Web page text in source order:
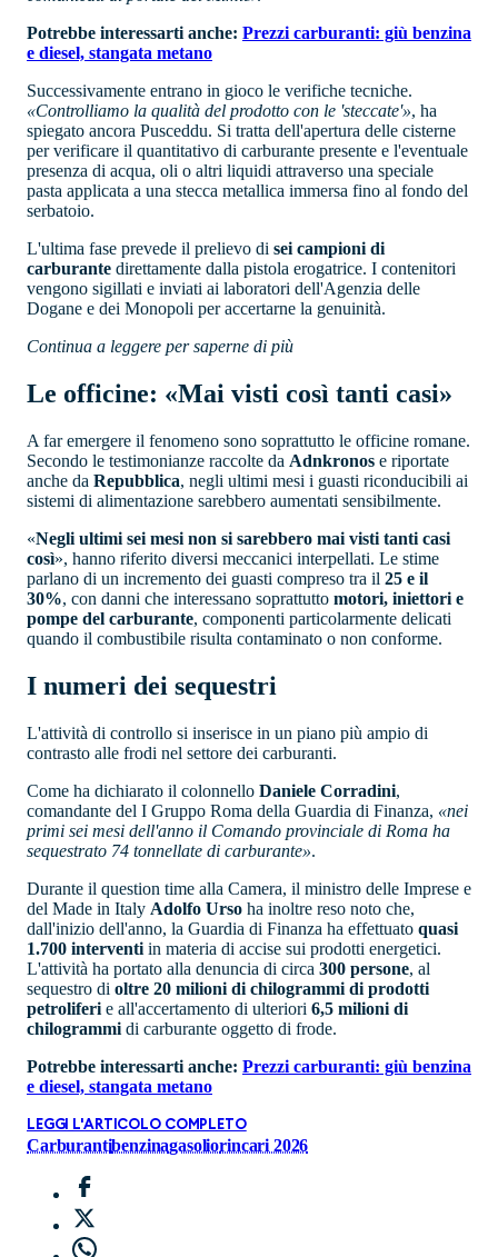
Potrebbe interessarti anche: Prezzi carburanti: giù benzina
e diesel, stangata metano
Successivamente entrano in gioco le verifiche tecniche.
«Controlliamo la qualità del prodotto con le 'steccate'», ha
spiegato ancora Pusceddu. Si tratta dell'apertura delle cisterne
per verificare il quantitativo di carburante presente e l'eventuale
presenza di acqua, oli o altri liquidi attraverso una speciale
pasta applicata a una stecca metallica immersa fino al fondo del
serbatoio.
L'ultima fase prevede il prelievo di sei campioni di
carburante direttamente dalla pistola erogatrice. I contenitori
vengono sigillati e inviati ai laboratori dell'Agenzia delle
Dogane e dei Monopoli per accertarne la genuinità.
Continua a leggere per saperne di più
Le officine: «Mai visti così tanti casi»
A far emergere il fenomeno sono soprattutto le officine romane.
Secondo le testimonianze raccolte da Adnkronos e riportate
anche da Repubblica, negli ultimi mesi i guasti riconducibili ai
sistemi di alimentazione sarebbero aumentati sensibilmente.
«Negli ultimi sei mesi non si sarebbero mai visti tanti casi
così», hanno riferito diversi meccanici interpellati. Le stime
parlano di un incremento dei guasti compreso tra il 25 e il
30%, con danni che interessano soprattutto motori, iniettori e
pompe del carburante, componenti particolarmente delicati
quando il combustibile risulta contaminato o non conforme.
I numeri dei sequestri
L'attività di controllo si inserisce in un piano più ampio di
contrasto alle frodi nel settore dei carburanti.
Come ha dichiarato il colonnello Daniele Corradini,
comandante del I Gruppo Roma della Guardia di Finanza, «nei
primi sei mesi dell'anno il Comando provinciale di Roma ha
sequestrato 74 tonnellate di carburante».
Durante il question time alla Camera, il ministro delle Imprese e
del Made in Italy Adolfo Urso ha inoltre reso noto che,
dall'inizio dell'anno, la Guardia di Finanza ha effettuato quasi
1.700 interventi in materia di accise sui prodotti energetici.
L'attività ha portato alla denuncia di circa 300 persone, al
sequestro di oltre 20 milioni di chilogrammi di prodotti
petroliferi e all'accertamento di ulteriori 6,5 milioni di
chilogrammi di carburante oggetto di frode.
Potrebbe interessarti anche: Prezzi carburanti: giù benzina
e diesel, stangata metano
LEGGI L'ARTICOLO COMPLETO
Carburantibenzinagasoliorincari 2026